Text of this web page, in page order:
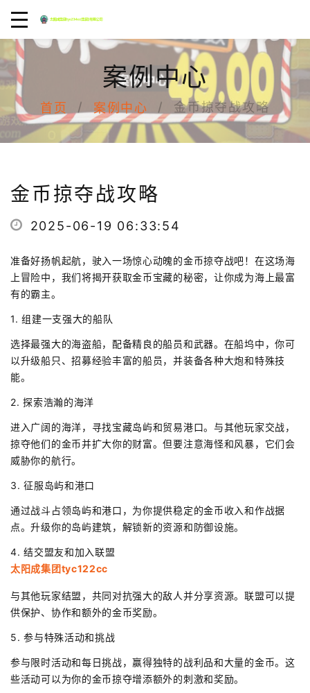
案例中心
首页 案例中心 金币掠夺战攻略
金币掠夺战攻略
2025-06-19 06:33:54
准备好扬帆起航，驶入一场惊心动魄的金币掠夺战吧！在这场海
上冒险中，我们将揭开获取金币宝藏的秘密，让你成为海上最富
有的霸主。
1. 组建一支强大的船队
选择最强大的海盗船，配备精良的船员和武器。在船坞中，你可
以升级船只、招募经验丰富的船员，并装备各种大炮和特殊技
能。
2. 探索浩瀚的海洋
进入广阔的海洋，寻找宝藏岛屿和贸易港口。与其他玩家交战，
掠夺他们的金币并扩大你的财富。但要注意海怪和风暴，它们会
威胁你的航行。
3. 征服岛屿和港口
通过战斗占领岛屿和港口，为你提供稳定的金币收入和作战据
点。升级你的岛屿建筑，解锁新的资源和防御设施。
4. 结交盟友和加入联盟
太阳成集团tyc122cc
与其他玩家结盟，共同对抗强大的敌人并分享资源。联盟可以提
供保护、协作和额外的金币奖励。
5. 参与特殊活动和挑战
参与限时活动和每日挑战，赢得独特的战利品和大量的金币。这
些活动可以为你的金币掠夺增添额外的刺激和奖励。